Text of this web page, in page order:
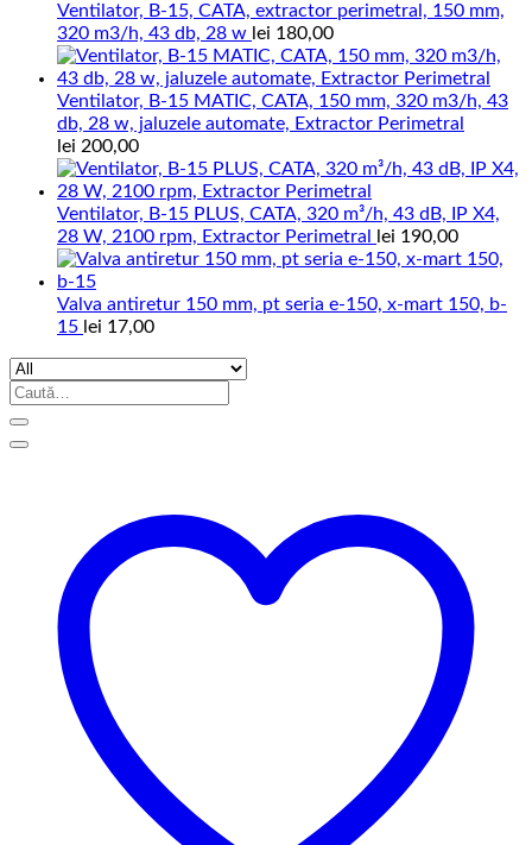
Ventilator, B-15, CATA, extractor perimetral, 150 mm,
320 m3/h, 43 db, 28 w lei 180,00
Ventilator, B-15 MATIC, CATA, 150 mm, 320 m3/h, 43
db, 28 w, jaluzele automate, Extractor Perimetral
lei 200,00
Ventilator, B-15 PLUS, CATA, 320 m³/h, 43 dB, IP X4,
28 W, 2100 rpm, Extractor Perimetral
lei 190,00
Valva antiretur 150 mm, pt seria e-150, x-mart 150, b-
15 lei 17,00
Caută